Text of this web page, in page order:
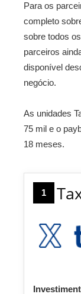
Para os
completo
sobre todos
parceiros
disponível
negócio.
As unidades
75 mil e o
18 meses.
1